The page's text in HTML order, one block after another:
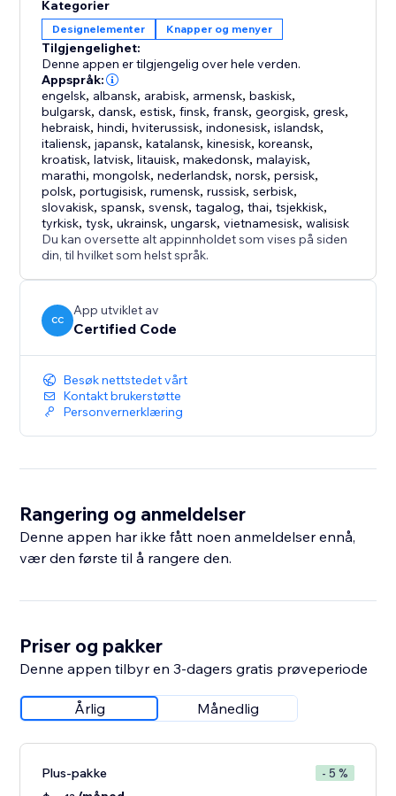
Kategorier
Designelementer Knapper og menyer
Tilgjengelighet:
Denne appen er tilgjengelig over hele verden.
Appspråk:
engelsk, albansk, arabisk, armensk,baskisk,
bulgarsk,dansk,estisk,finsk,fransk,georgisk,gresk,
hebraisk,hindi,hviterussisk,indonesisk,islandsk,
italiensk,japansk,katalansk,kinesisk,koreansk,
kroatisk,latvisk,litauisk,makedonsk,malayisk,
marathi,mongolsk,nederlandsk,norsk,persisk,
polsk,portugisisk,rumensk,russisk,serbisk,
slovakisk,spansk,svensk,tagalog,thai,tsjekkisk,
tyrkisk,tysk,ukrainsk,ungarsk,vietnamesisk,walisisk
Du kan oversette alt appinnholdet som vises på siden
din, til hvilket som helst språk.
CC
App utviklet av
Certified Code
Besøk nettstedet vårt
Kontakt brukerstøtte
Personvernerklæring
Rangering og anmeldelser
Denne appen har ikke fått noen anmeldelser ennå,
vær den første til å rangere den.
Priser og pakker
Denne appen tilbyr en 3-dagers gratis prøveperiode
Årlig Månedlig
Plus-pakke - 5 %